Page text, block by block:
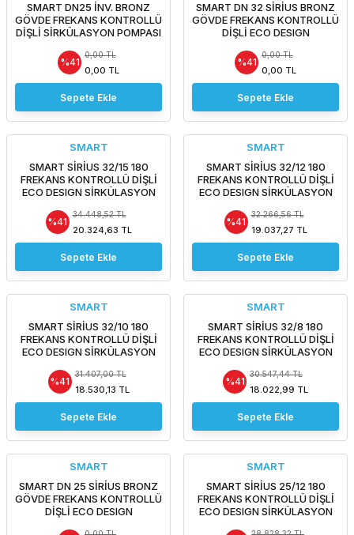
SMART DN25 İNV. BRONZ
GÖVDE FREKANS KONTROLLÜ
DİŞLİ SİRKÜLASYON POMPASI
arayınız.
%41
0,00 TL
0,00 TL
Sepete Ekle
SMART DN 32 SİRİUS BRONZ
GÖVDE FREKANS KONTROLLÜ
DİŞLİ ECO DESIGN
Özel fiyat teklifi için bizi
arayınız.
%41
0,00 TL
0,00 TL
Sepete Ekle
SMART
SMART SİRİUS 32/15 180
FREKANS KONTROLLÜ DİŞLİ
ECO DESIGN SİRKÜLASYON
%41
34.448,52 TL
20.324,63 TL
Sepete Ekle
SMART
SMART SİRİUS 32/12 180
FREKANS KONTROLLÜ DİŞLİ
ECO DESIGN SİRKÜLASYON
%41
32.266,56 TL
19.037,27 TL
Sepete Ekle
SMART
SMART SİRİUS 32/10 180
FREKANS KONTROLLÜ DİŞLİ
ECO DESIGN SİRKÜLASYON
%41
31.407,00 TL
18.530,13 TL
Sepete Ekle
SMART
SMART SİRİUS 32/8 180
FREKANS KONTROLLÜ DİŞLİ
ECO DESIGN SİRKÜLASYON
%41
30.547,44 TL
18.022,99 TL
Sepete Ekle
SMART
SMART DN 25 SİRİUS BRONZ
GÖVDE FREKANS KONTROLLÜ
DİŞLİ ECO DESIGN
SMART
SMART SİRİUS 25/12 180
FREKANS KONTROLLÜ DİŞLİ
ECO DESIGN SİRKÜLASYON